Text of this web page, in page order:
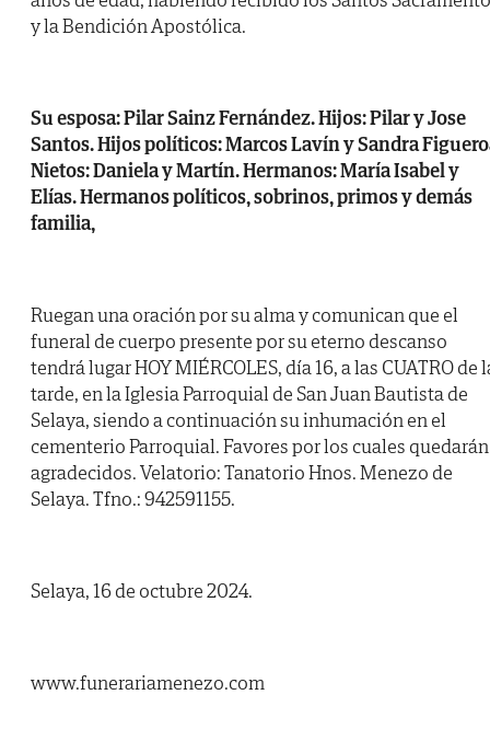
y la Bendición Apostólica.
Su esposa: Pilar Sainz Fernández. Hijos: Pilar y Jose
Santos. Hijos políticos: Marcos Lavín y Sandra
Nietos: Daniela y Martín. Hermanos: María Isabel y
Elías. Hermanos políticos, sobrinos, primos y demás
familia,
Ruegan una oración por su alma y comunican que el
funeral de cuerpo presente por su eterno descanso
tendrá lugar HOY MIÉRCOLES, día 16, a las CUATRO de
tarde, en la Iglesia Parroquial de San Juan Bautista de
Selaya, siendo a continuación su inhumación en el
cementerio Parroquial. Favores por los cuales quedarán
agradecidos. Velatorio: Tanatorio Hnos. Menezo de
Selaya. Tfno.: 942591155.
Selaya, 16 de octubre 2024.
www.funerariamenezo.com